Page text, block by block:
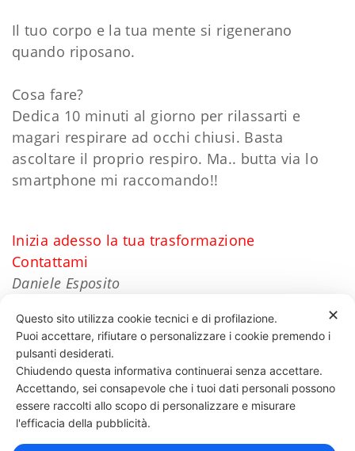
Il tuo corpo e la tua mente si rigenerano
quando riposano.
Cosa fare?
Dedica 10 minuti al giorno per rilassarti e
magari respirare ad occhi chiusi. Basta
ascoltare il proprio respiro. Ma.. butta via lo
smartphone mi raccomando!!
Inizia adesso la tua trasformazione
Contattami
Daniele Esposito
60 LIKES
331 818 4777DANIELE ESPOSITO
✕
Questo sito utilizza cookie tecnici e di profilazione.
Puoi accettare, rifiutare o personalizzare i cookie premendo i
pulsanti desiderati.
Chiudendo questa informativa continuerai senza accettare.
Accettando, sei consapevole che i tuoi dati personali possono
essere raccolti allo scopo di personalizzare e misurare
l'efficacia della pubblicità.